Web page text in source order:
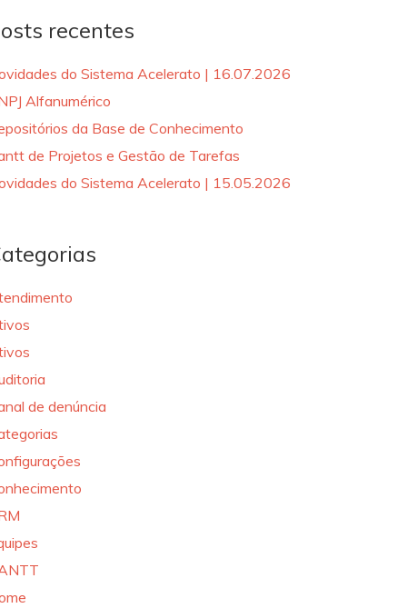
recentes
do Sistema Acelerato | 16.07.2026
Alfanumérico
da Base de Conhecimento
de Projetos e Gestão de Tarefas
do Sistema Acelerato | 15.05.2026
de denúncia